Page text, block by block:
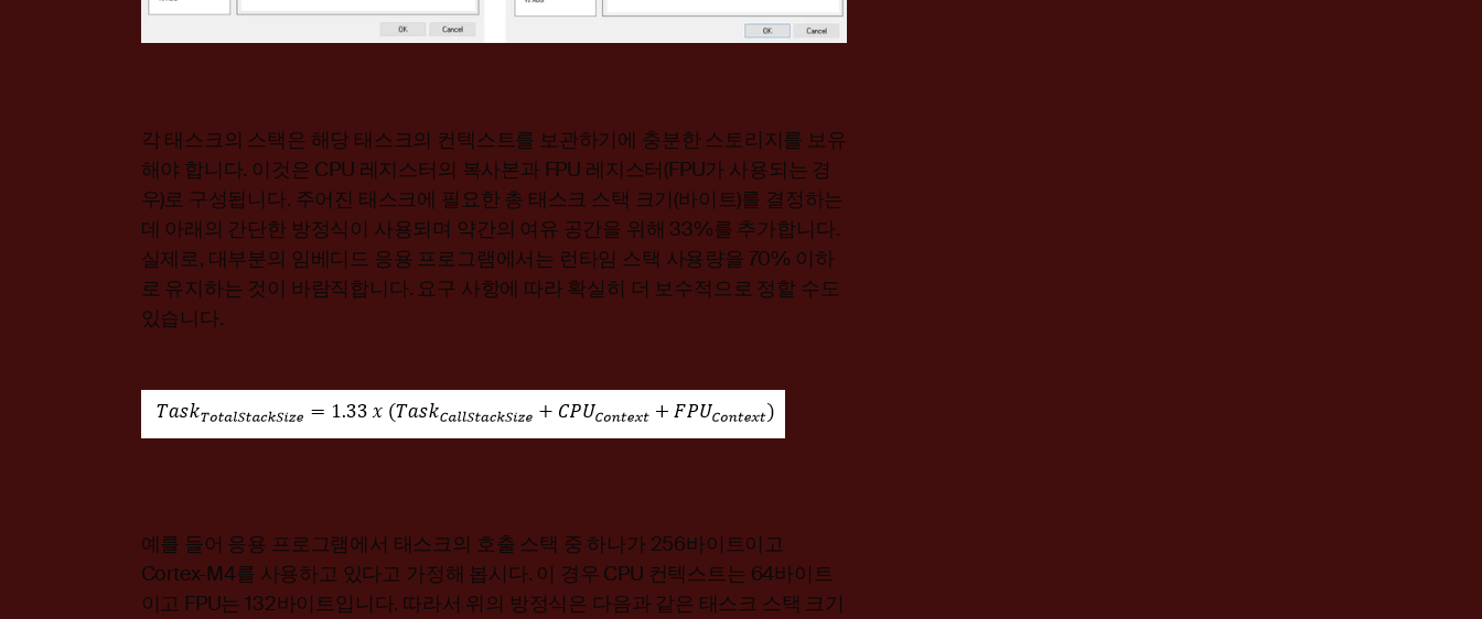
각 태스크의 스택은 해당 태스크의 컨텍스트를 보관하기에 충분한 스토리지를 보유
해야 합니다. 이것은 CPU 레지스터의 복사본과 FPU 레지스터(FPU가 사용되는 경
우)로 구성됩니다. 주어진 태스크에 필요한 총 태스크 스택 크기(바이트)를 결정하는
데 아래의 간단한 방정식이 사용되며 약간의 여유 공간을 위해 33%를 추가합니다.
실제로, 대부분의 임베디드 응용 프로그램에서는 런타임 스택 사용량을 70% 이하
로 유지하는 것이 바람직합니다. 요구 사항에 따라 확실히 더 보수적으로 정할 수도
있습니다.
예를 들어 응용 프로그램에서 태스크의 호출 스택 중 하나가 256바이트이고
Cortex-M4를 사용하고 있다고 가정해 봅시다. 이 경우 CPU 컨텍스트는 64바이트
이고 FPU는 132바이트입니다. 따라서 위의 방정식은 다음과 같은 태스크 스택 크기